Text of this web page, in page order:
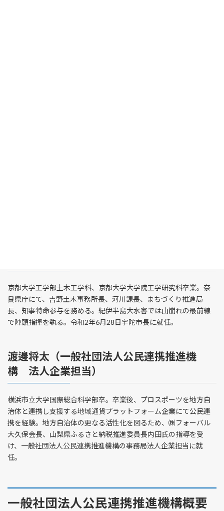
京都大学工学部土木工学科、京都大学大学院工学研究科卒業。奈
良県庁にて、吉野土木事務所長、河川課長、まちづくり推進局
長、知事特命参与を務める。紀伊半島大水害では山崩れの最前線
で陣頭指揮を執る。令和2年6月28日宇陀市長に就任。
渡邊将太（一般社団法人公民連携推進機
構 法人企業担当）
横浜市立大学国際総合科学部卒。卒業後、プロスポーツを地方自
治体と連携し支援する地域通貨プラットフォーム企業にて公民連
携を経験。地方自治体の更なる活性化を図るため、㈱フォーバル
大久保会長、山梨県ふるさと納税推進委員長内田氏の指導を受
け、一般社団法人公民連携推進機構の事務局法人企業担当に就
任。
一般社団法人公民連携推進機構概要